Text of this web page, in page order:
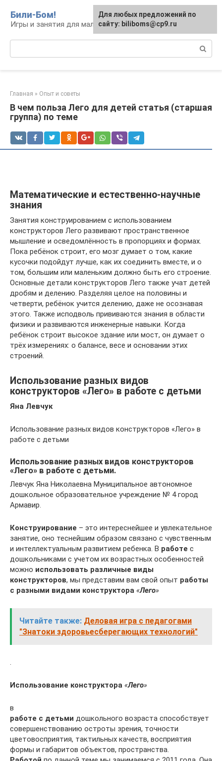
контенту
Били-Бом!
Игры и занятия для малышей и школьников
Главная » Опыт и советы
В чем польза Лего для детей статья (старшая
группа) по теме
Математические и естественно-научные
знания
Занятия конструированием с использованием
конструкторов Лего развивают пространственное
мышление и осведомлённость в пропорциях и формах.
Пока ребёнок строит, его мозг думает о том, какие
кусочки подойдут лучше, как их соединить вместе, и о
том, большим или маленьким должно быть его строение.
Основные детали конструкторов Лего также учат детей
дробям и делению. Разделяя целое на половины и
четверти, ребёнок учится делению, даже не осознавая
этого. Также исподволь прививаются знания в области
физики и развиваются инженерные навыки. Когда
ребёнок строит высокое здание или мост, он думает о
трёх измерениях: о балансе, весе и основании этих
строений.
Использование разных видов
конструкторов «Лего» в работе с детьми
Яна Левчук
Использование разных видов конструкторов «Лего» в
работе с детьми
Использование разных видов конструкторов
«Лего» в работе с детьми.
Левчук Яна Николаевна Муниципальное автономное
дошкольное образовательное учреждение № 4 город
Армавир.
Конструирование – это интереснейшее и увлекательное
занятие, оно теснейшим образом связано с чувственным
и интеллектуальным развитием ребенка. В работе с
дошкольниками с учетом их возрастных особенностей
можно использовать различные виды
конструкторов, мы представим вам свой опыт работы
с разными видами конструктора «Лего»
Читайте также: Деловая игра с педагогами
"Знатоки здоровьесберегающих технологий"
.
Использование конструктора «Лего»
в
работе с детьми дошкольного возраста способствует
совершенствованию остроты зрения, точности
цветовосприятия, тактильных качеств, восприятия
формы и габаритов объектов, пространства.
Для любых предложений по
сайту: biliboms@cp9.ru